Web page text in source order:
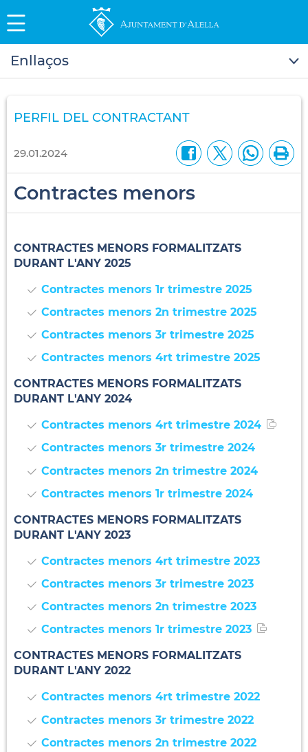
Enllaços
PERFIL DEL CONTRACTANT
29.01.2024
Contractes menors
CONTRACTES MENORS FORMALITZATS
DURANT L'ANY 2025
Contractes menors 1r trimestre 2025
Contractes menors 2n trimestre 2025
Contractes menors 3r trimestre 2025
Contractes menors 4rt trimestre 2025
CONTRACTES MENORS FORMALITZATS
DURANT L'ANY 2024
Contractes menors 4rt trimestre 2024
Contractes menors 3r trimestre 2024
Contractes menors 2n trimestre 2024
Contractes menors 1r trimestre 2024
CONTRACTES MENORS FORMALITZATS
DURANT L'ANY 2023
Contractes menors 4rt trimestre 2023
Contractes menors 3r trimestre 2023
Contractes menors 2n trimestre 2023
Contractes menors 1r trimestre 2023
CONTRACTES MENORS FORMALITZATS
DURANT L'ANY 2022
Contractes menors 4rt trimestre 2022
Contractes menors 3r trimestre 2022
Contractes menors 2n trimestre 2022